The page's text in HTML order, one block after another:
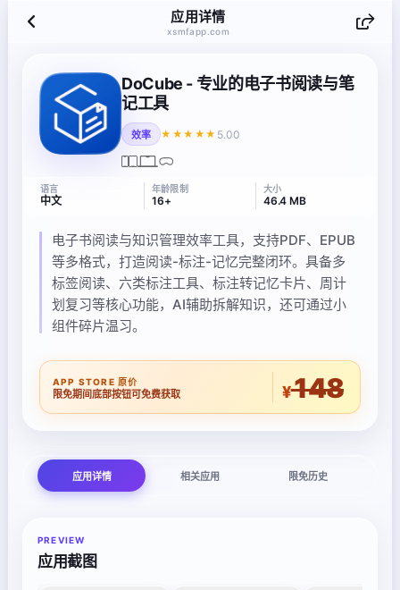
应用详情
xsmfapp.com
DoCube - 专业的电子书阅读与笔
记工具
效率 ★★★★★ 5.00
语言
中文
年龄限制
16+
大小
46.4 MB
电子书阅读与知识管理效率工具，支持PDF、EPUB
等多格式，打造阅读-标注-记忆完整闭环。具备多
标签阅读、六类标注工具、标注转记忆卡片、周计
划复习等核心功能，AI辅助拆解知识，还可通过小
组件碎片温习。
APP STORE 原价
限免期间底部按钮可免费获取 ¥148
应用详情 相关应用 限免历史
PREVIEW
应用截图